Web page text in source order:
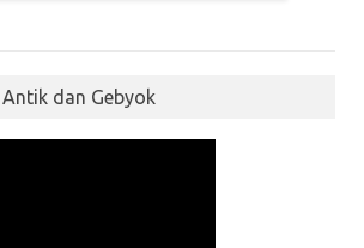
dan Gebyok